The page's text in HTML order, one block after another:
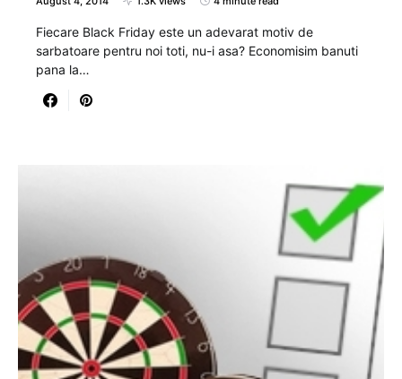
Fiecare Black Friday este un adevarat motiv de
sarbatoare pentru noi toti, nu-i asa? Economisim banuti
pana la…